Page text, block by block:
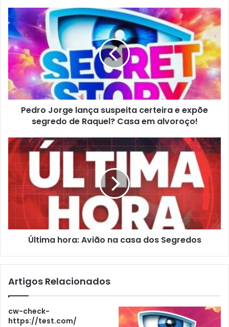
Pedro Jorge lança suspeita certeira e expõe
segredo de Raquel? Casa em alvoroço!
Última hora: Avião na casa dos Segredos
Artigos Relacionados
cw-check-
https://test.com/